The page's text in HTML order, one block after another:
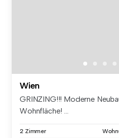
Wien
GRINZING!!! Moderne
Wohnfläche! ...
2 Zimmer